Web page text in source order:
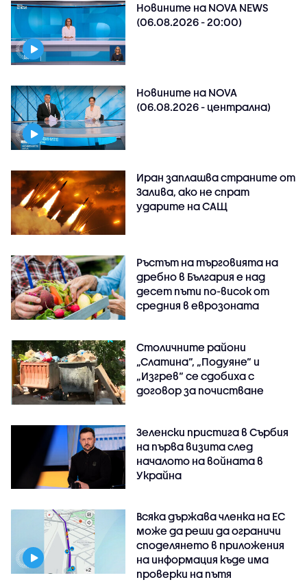
Новините на NOVA NEWS
(06.08.2026 - 20:00)
Новините на NOVA
(06.08.2026 - централна)
Иран заплашва страните от
Залива, ако не спрат
ударите на САЩ
Ръстът на търговията на
дребно в България е над
десет пъти по-висок от
средния в еврозоната
Столичните райони
„Слатина“, „Подуяне“ и
„Изгрев“ се сдобиха с
договор за почистване
Зеленски пристига в Сърбия
на първа визита след
началото на войната в
Украйна
Всяка държава членка на ЕС
може да реши да ограничи
споделянето в приложения
на информация къде има
проверки на пътя